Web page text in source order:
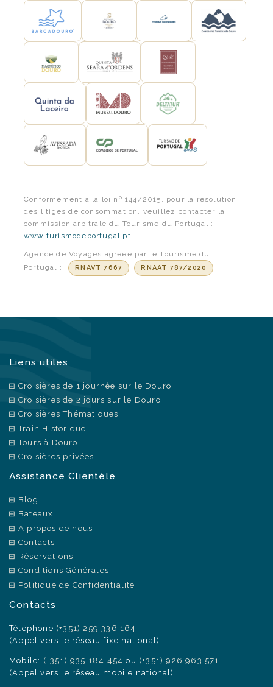
Conformément à la loi nº 144/2015, pour la résolution
des litiges de consommation, veuillez contacter la
commission arbitrale du Tourisme du Portugal :
www.turismodeportugal.pt
Agence de Voyages agréée par le Tourisme du
Portugal :
RNAVT 7667 RNAAT 787/2020
Liens utiles
Croisières de 1 journée sur le Douro
Croisières de 2 jours sur le Douro
Croisières Thématiques
Train Historique
Tours à Douro
Croisières privées
Assistance Clientèle
Blog
Bateaux
À propos de nous
Contacts
Réservations
Conditions Générales
Politique de Confidentialité
Contacts
Téléphone (+351) 259 336 164
(Appel vers le réseau fixe national)
Mobile: (+351) 935 184 454 ou (+351) 926 963 571
(Appel vers le réseau mobile national)